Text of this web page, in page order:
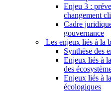
Enjeu 3 :
changement
Cadre
gouvernance
Les enjeux liés à la
Synthèse des
Enjeux liés à
des
Enjeux liés à
écologiques